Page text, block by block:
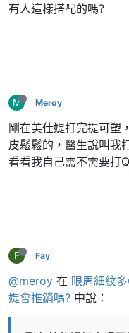
有人這樣搭配的嗎?
M Meroy
剛在美仕媞打完提可塑
皮鬆鬆的，醫生說叫我
看看我自己需不需要打
F Fay
@meroy 在 眼周細紋
媞會推銷嗎? 中說：